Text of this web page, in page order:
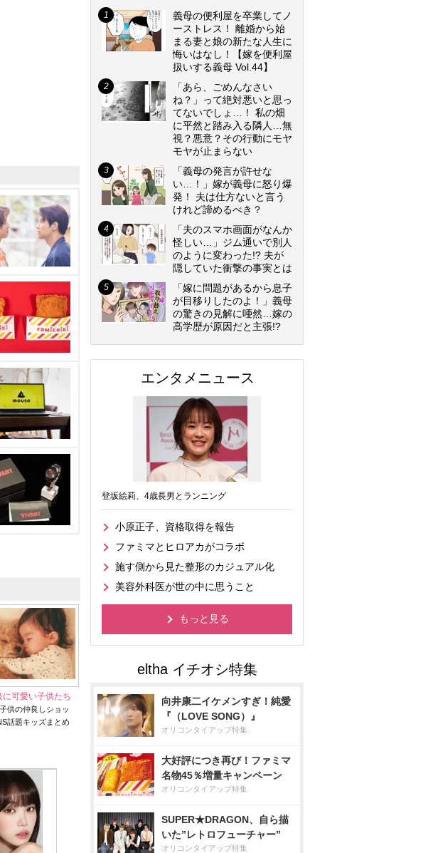
に可愛い子供たち
供の仲良しショッ
話題キッズまとめ
義母の便利屋を卒業してノ
ーストレス！ 離婚から始
まる妻と娘の新たな人生に
悔いはなし！【嫁を便利屋
扱いする義母 Vol.44】
「あら、ごめんなさい
ね？」って絶対悪いと思っ
てないでしょ…！ 私の畑
に平然と踏み入る隣人…無
視？悪意？その行動にモヤ
モヤが止まらない
「義母の発言が許せな
い…！」嫁が義母に怒り爆
発！ 夫は仕方ないと言う
けれど諦めるべき？
「夫のスマホ画面がなんか
怪しい…」ジム通いで別人
のように変わった!? 夫が
隠していた衝撃の事実とは
「嫁に問題があるから息子
が目移りしたのよ！」義母
の驚きの見解に唖然…嫁の
高学歴が原因だと主張!?
エンタメニュース
登坂絵莉、4歳長男とランニング
小原正子、資格取得を報告
ファミマとヒロアカがコラボ
施す側から見た整形のカジュアル化
美容外科医が世の中に思うこと
もっと見る
向井康二イケメンすぎ！純愛
『（LOVE SONG）』
オリコンタイアップ特集
大好評につき再び！ファミマ
名物45％増量キャンペーン
オリコンタイアップ特集
SUPER★DRAGON、自ら描
いた”レトロフューチャー”
オリコンタイアップ特集